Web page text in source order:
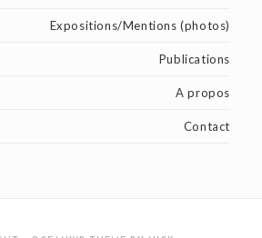
Expositions/Mentions (photos)
Publications
A propos
Contact